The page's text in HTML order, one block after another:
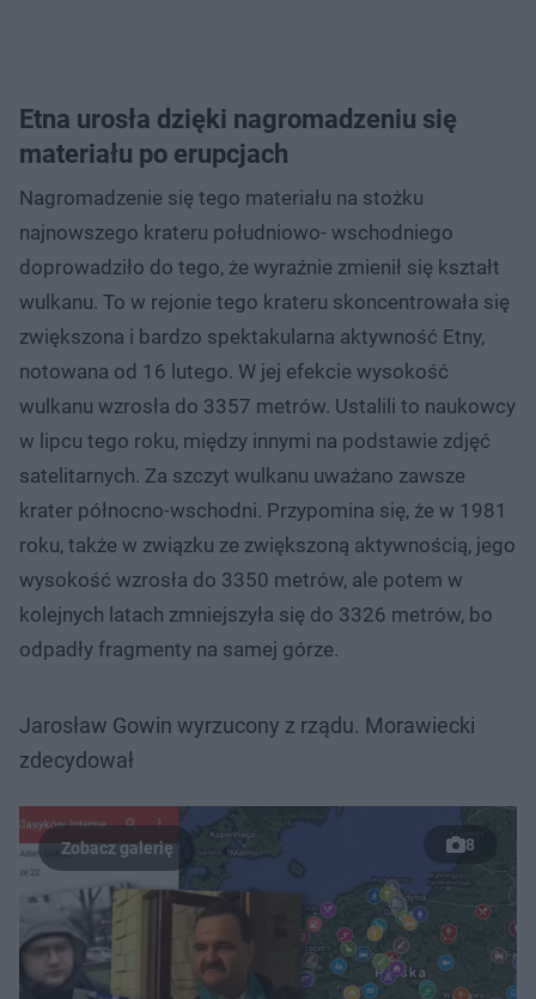
Etna urosła dzięki nagromadzeniu się
materiału po erupcjach
Nagromadzenie się tego materiału na stożku
najnowszego krateru południowo- wschodniego
doprowadziło do tego, że wyraźnie zmienił się kształt
wulkanu. To w rejonie tego krateru skoncentrowała się
zwiększona i bardzo spektakularna aktywność Etny,
notowana od 16 lutego. W jej efekcie wysokość
wulkanu wzrosła do 3357 metrów. Ustalili to naukowcy
w lipcu tego roku, między innymi na podstawie zdjęć
satelitarnych. Za szczyt wulkanu uważano zawsze
krater północno-wschodni. Przypomina się, że w 1981
roku, także w związku ze zwiększoną aktywnością, jego
wysokość wzrosła do 3350 metrów, ale potem w
kolejnych latach zmniejszyła się do 3326 metrów, bo
odpadły fragmenty na samej górze.
Jarosław Gowin wyrzucony z rządu. Morawiecki
zdecydował
8